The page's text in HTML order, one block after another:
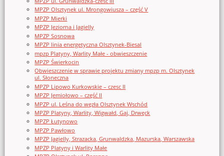
MPZP Olsztynek ul. Mrongowiusza – część V
MPZP Mierki
MPZP Jeziorna i Jagielly
MPZP Sosnowa
MPZP linia energetyczna Olsztynek-Biesal
mpzp Platyny, Warlity Małe - obwieszczenie
MPZP Świerkocin
Obwieszczenie w sprawie projektu zmiany mpzp m. Olsztynek
ul. Słoneczna
MPZP Lipowo Kurkowskie – czesc II
MPZP Jemiołowo – część II
MPZP ul. Leśna do węzła Olsztynek Wschód
MPZP Platyny, Warlity, Wigwałd, Gaj, Drwęck
MPZP Łutynowo
MPZP Pawłowo
MPZP Jagielly, Strazacka, Grunwaldzka, Mazurska, Warszawska
MPZP Platyny i Warlity Małe